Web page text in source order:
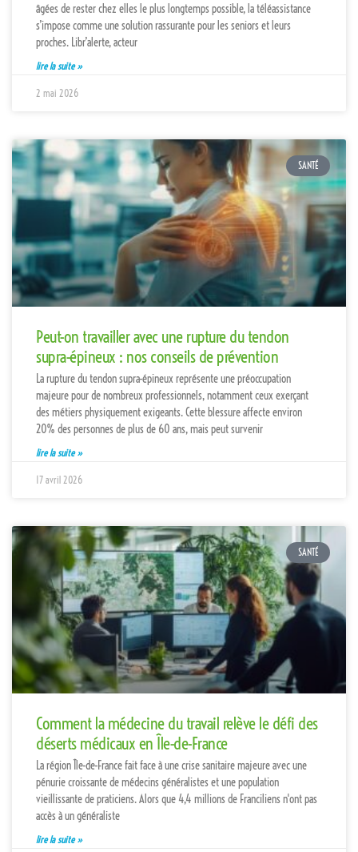
âgées de rester chez elles le plus longtemps possible, la téléassistance
s’impose comme une solution rassurante pour les seniors et leurs
proches. Libr’alerte, acteur
lire la suite »
2 mai 2026
SANTÉ
Peut-on travailler avec une rupture du tendon
supra-épineux : nos conseils de prévention
La rupture du tendon supra-épineux représente une préoccupation
majeure pour de nombreux professionnels, notamment ceux exerçant
des métiers physiquement exigeants. Cette blessure affecte environ
20% des personnes de plus de 60 ans, mais peut survenir
lire la suite »
17 avril 2026
SANTÉ
Comment la médecine du travail relève le défi des
déserts médicaux en Île-de-France
La région Île-de-France fait face à une crise sanitaire majeure avec une
pénurie croissante de médecins généralistes et une population
vieillissante de praticiens. Alors que 4,4 millions de Franciliens n'ont pas
accès à un généraliste
lire la suite »